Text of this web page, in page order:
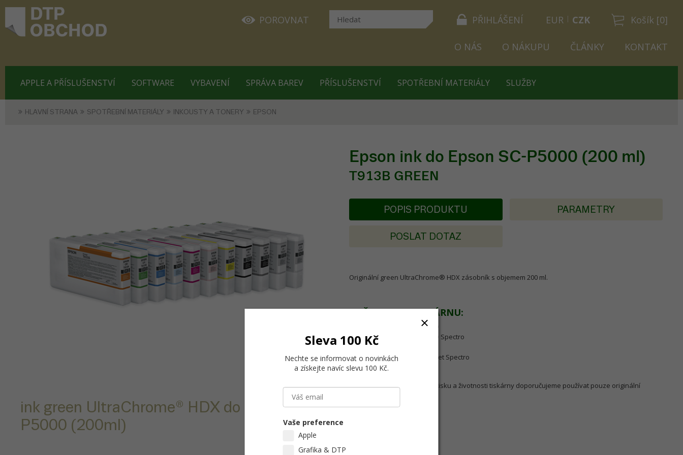
PŘIHLÁŠENÍ Košík [0]
POROVNAT EUR CZK
O NÁS O NÁKUPU ČLÁNKY KONTAKT
APPLE A PŘÍSLUŠENSTVÍ SOFTWARE VYBAVENÍ SPRÁVA BAREV PŘÍSLUŠENSTVÍ SPOTŘEBNÍ MATERIÁLY SLUŽBY
HLAVNÍ STRANA SPOTŘEBNÍ MATERIÁLY INKOUSTY A TONERY EPSON
Epson ink do Epson SC-P5000 (200 ml)
T913B GREEN
ink green UltraChrome® HDX do Epson SC-
P5000 (200ml)
POPIS PRODUKTU PARAMETRY
POSLAT DOTAZ
Originální green UltraChrome® HDX zásobník s objemem 200 ml.
URČENO PRO TISKÁRNU:
SureColor SC-P5000 STD
SureColor SC-P5000 STD Spectro
SureColor SC-P5000 V
SureColor SC-P5000 Violet Spectro
Vzhledem ke garanci kvality tisku a životnosti tiskárny doporučujeme používat pouze originální
Sleva 100 Kč
Nechte se informovat o novinkách
a získejte navíc slevu 100 Kč.
Vaše preference
Apple
Grafika & DTP